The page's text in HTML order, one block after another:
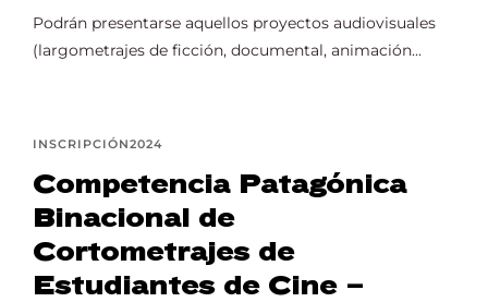
Podrán presentarse aquellos proyectos audiovisuales
(largometrajes de ficción, documental, animación...
INSCRIPCIÓN2024
Competencia Patagónica
Binacional de
Cortometrajes de
Estudiantes de Cine –